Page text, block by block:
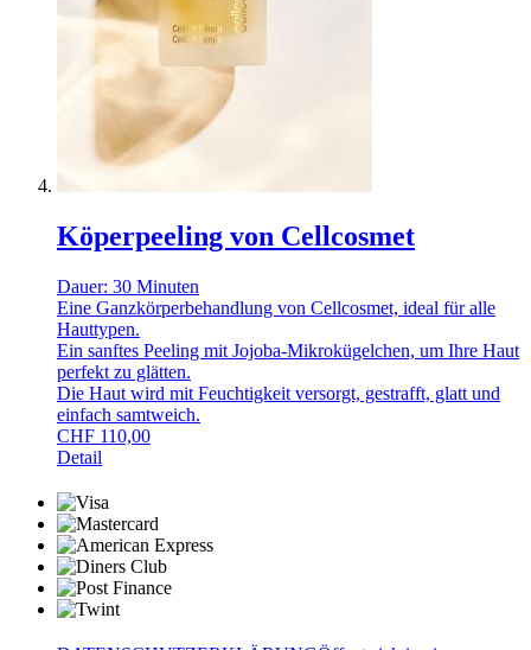
Köperpeeling von Cellcosmet
Dauer: 30 Minuten
Eine Ganzkörperbehandlung von Cellcosmet, ideal für alle
Hauttypen.
Ein sanftes Peeling mit Jojoba-Mikrokügelchen, um Ihre Haut
perfekt zu glätten.
Die Haut wird mit Feuchtigkeit versorgt, gestrafft, glatt und
einfach samtweich.
CHF 110,00
Detail